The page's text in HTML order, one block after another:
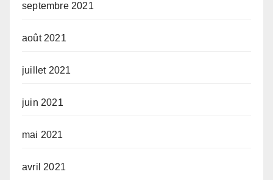
septembre 2021
août 2021
juillet 2021
juin 2021
mai 2021
avril 2021